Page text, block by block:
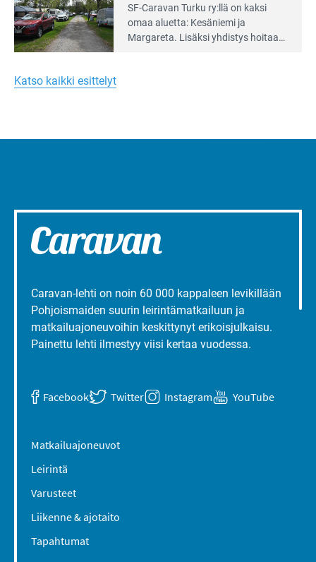
Lue
Leirintäoppaan
artikkeli:
Merellinen
Turun
liepeillä
SF-Caravan Turku ry:llä on kaksi
omaa aluet­ta: Kesäniemi ja
Margareta. Lisäksi yhdis­tys hoitaa
Katso kaikki esittelyt
Caravan-lehti on noin 60 000 kappaleen levikillään
Pohjoismaiden suurin leirintämatkailuun ja
matkailuajoneuvoihin keskittynyt erikoisjulkaisu.
Painettu lehti ilmestyy viisi kertaa vuodessa.
Facebook Twitter Instagram YouTube
Matkailuajoneuvot
Leirintä
Varusteet
Liikenne & ajotaito
Tapahtumat